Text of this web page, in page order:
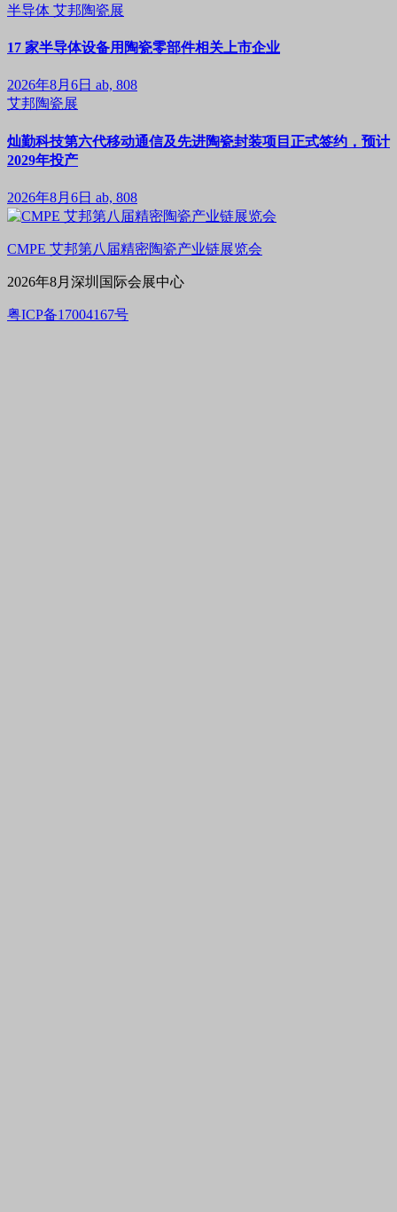
半导体 艾邦陶瓷展
17 家半导体设备用陶瓷零部件相关上市企业
2026年8月6日 ab, 808
艾邦陶瓷展
灿勤科技第六代移动通信及先进陶瓷封装项目正式签约，预计
2029年投产
2026年8月6日 ab, 808
CMPE 艾邦第八届精密陶瓷产业链展览会
2026年8月深圳国际会展中心
粤ICP备17004167号